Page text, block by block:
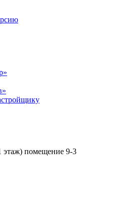
этаж) помещение 9-3